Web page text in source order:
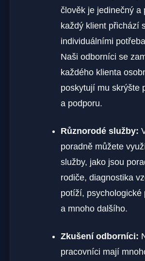
člověk je jedinečný a
každý klient přichází
individuálními
Naši odborníci se
každého klienta
poskytují mu skrýšte
a podporu.
Různorodé služby:
poradně můžete
služby, jako jsou
rodiče, diagnostika
potíží, psychologické
a mnoho dalšího.
Zkušení odborníci:
pracovníci mají